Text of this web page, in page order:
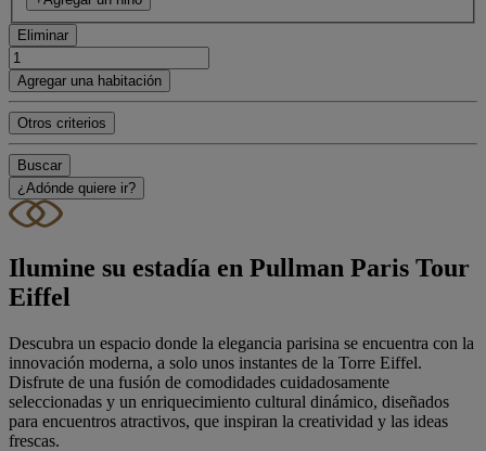
Eliminar
Agregar una habitación
Otros criterios
Buscar
¿Adónde quiere ir?
Ilumine su estadía en Pullman Paris Tour
Eiffel
Descubra un espacio donde la elegancia parisina se encuentra con la
innovación moderna, a solo unos instantes de la Torre Eiffel.
Disfrute de una fusión de comodidades cuidadosamente
seleccionadas y un enriquecimiento cultural dinámico, diseñados
para encuentros atractivos, que inspiran la creatividad y las ideas
frescas.